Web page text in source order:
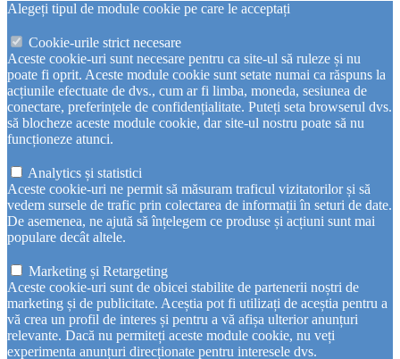
Alegeți tipul de module cookie pe care le acceptați
Cookie-urile strict necesare
Aceste cookie-uri sunt necesare pentru ca site-ul să ruleze și nu
poate fi oprit. Aceste module cookie sunt setate numai ca răspuns la
acțiunile efectuate de dvs., cum ar fi limba, moneda, sesiunea de
conectare, preferințele de confidențialitate. Puteți seta browserul dvs.
să blocheze aceste module cookie, dar site-ul nostru poate să nu
funcționeze atunci.
Analytics și statistici
Aceste cookie-uri ne permit să măsuram traficul vizitatorilor și să
vedem sursele de trafic prin colectarea de informații în seturi de date.
De asemenea, ne ajută să înțelegem ce produse și acțiuni sunt mai
populare decât altele.
Marketing și Retargeting
Aceste cookie-uri sunt de obicei stabilite de partenerii noștri de
marketing și de publicitate. Aceștia pot fi utilizați de aceștia pentru a
vă crea un profil de interes și pentru a vă afișa ulterior anunțuri
relevante. Dacă nu permiteți aceste module cookie, nu veți
experimenta anunțuri direcționate pentru interesele dvs.